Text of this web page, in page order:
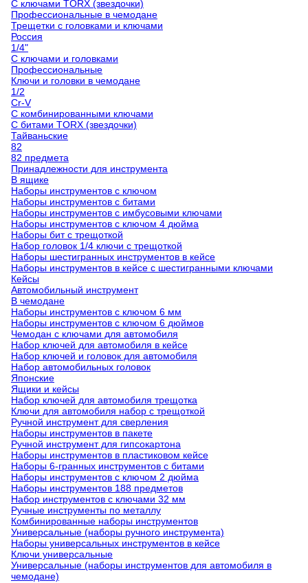
С ключами TORX (звездочки)
Профессиональные в чемодане
Трещетки с головками и ключами
Россия
1/4"
С ключами и головками
Профессиональные
Ключи и головки в чемодане
1/2
Cr-V
С комбинированными ключами
С битами TORX (звездочки)
Тайваньские
82
82 предмета
Принадлежности для инструмента
В ящике
Наборы инструментов с ключом
Наборы инструментов с битами
Наборы инструментов с имбусовыми ключами
Наборы инструментов с ключом 4 дюйма
Наборы бит с трещоткой
Набор головок 1/4 ключи с трещоткой
Наборы шестигранных инструментов в кейсе
Наборы инструментов в кейсе с шестигранными ключами
Кейсы
Автомобильный инструмент
В чемодане
Наборы инструментов с ключом 6 мм
Наборы инструментов с ключом 6 дюймов
Чемодан с ключами для автомобиля
Набор ключей для автомобиля в кейсе
Набор ключей и головок для автомобиля
Набор автомобильных головок
Японские
Ящики и кейсы
Набор ключей для автомобиля трещотка
Ключи для автомобиля набор с трещоткой
Ручной инструмент для сверления
Наборы инструментов в пакете
Ручной инструмент для гипсокартона
Наборы инструментов в пластиковом кейсе
Наборы 6-гранных инструментов с битами
Наборы инструментов с ключом 2 дюйма
Наборы инструментов 188 предметов
Набор инструментов с ключами 32 мм
Ручные инструменты по металлу
Комбинированные наборы инструментов
Универсальные (наборы ручного инструмента)
Наборы универсальных инструментов в кейсе
Ключи универсальные
Универсальные (наборы инструментов для автомобиля в
чемодане)